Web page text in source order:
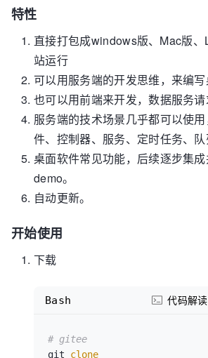
特性
直接打包成windows版、Mac版
站运行
可以用服务端的开发思维，来编
也可以用前端来开发，数据服务
服务端的技术场景几乎都可以使
件、控制器、服务、定时任务、
桌面软件常见功能，后续逐步集
demo。
自动更新。
开始使用
下载
# gitee
git clone
Bash 代码解读